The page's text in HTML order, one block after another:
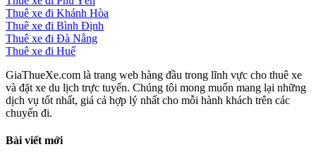
Thuê xe đi Khánh Hòa
Thuê xe đi Bình Định
Thuê xe đi Đà Nẵng
Thuê xe đi Huế
GiaThueXe.com là trang web hàng đầu trong lĩnh vực cho thuê xe
và đặt xe du lịch trực tuyến. Chúng tôi mong muốn mang lại những
dịch vụ tốt nhất, giá cả hợp lý nhất cho mỗi hành khách trên các
chuyến đi.
Bài viết mới